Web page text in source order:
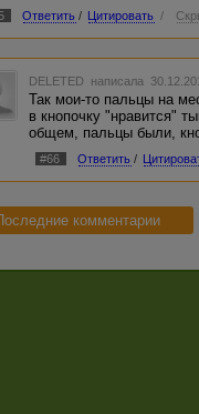
Ответить / Цитировать /
DELETED написала
Так мои-то пальцы на
в кнопочку "нравится"
общем, пальцы были,
#66 Ответить /
комментарии